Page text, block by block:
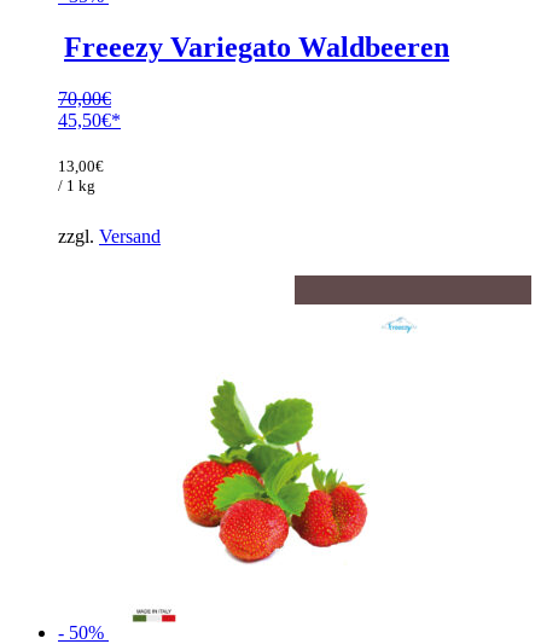
Freeezy Variegato Waldbeeren
70,00€
Ursprünglicher
war:
70,00€
45,50€
Preis
ist:
13,00€
/ 1 kg
zzgl. Versand
- 50%